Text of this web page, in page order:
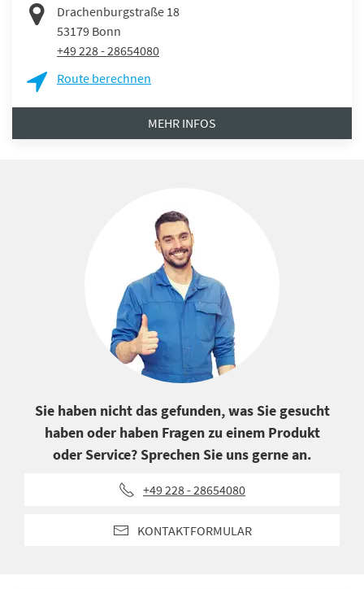
Drachenburgstraße 18
53179 Bonn
+49 228 - 28654080
Route berechnen
MEHR INFOS
Sie haben nicht das gefunden, was Sie gesucht
haben oder haben Fragen zu einem Produkt
oder Service? Sprechen Sie uns gerne an.
+49 228 - 28654080
KONTAKTFORMULAR